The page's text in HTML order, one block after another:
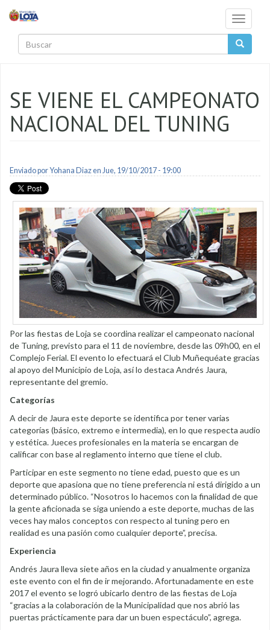
Toggle
SE VIENE EL CAMPEONATO
NACIONAL DEL TUNING
Enviado porYohana Diazen Jue, 19/10/2017 - 19:00
Por las fiestas de Loja se coordina realizar el campeonato nacional
de Tuning, previsto para el 11 de noviembre, desde las 09h00, en el
Complejo Ferial. El evento lo efectuará el Club Muñequéate gracias
al apoyo del Municipio de Loja, así lo destaca Andrés Jaura,
representante del gremio.
Categorías
A decir de Jaura este deporte se identifica por tener varias
categorías (básico, extremo e intermedia), en lo que respecta audio
y estética. Jueces profesionales en la materia se encargan de
calificar con base al reglamento interno que tiene el club.
Participar en este segmento no tiene edad, puesto que es un
deporte que apasiona que no tiene preferencia ni está dirigido a un
determinado público. “Nosotros lo hacemos con la finalidad de que
la gente aficionada se siga uniendo a este deporte, muchas de las
veces hay malos conceptos con respecto al tuning pero en
realidad es una pasión como cualquier deporte”, precisa.
Experiencia
Andrés Jaura lleva siete años en la ciudad y anualmente organiza
este evento con el fin de ir mejorando. Afortunadamente en este
2017 el evento se logró ubicarlo dentro de las fiestas de Loja
“gracias a la colaboración de la Municipalidad que nos abrió las
puertas prácticamente para dar un buen espectáculo”, agrega.